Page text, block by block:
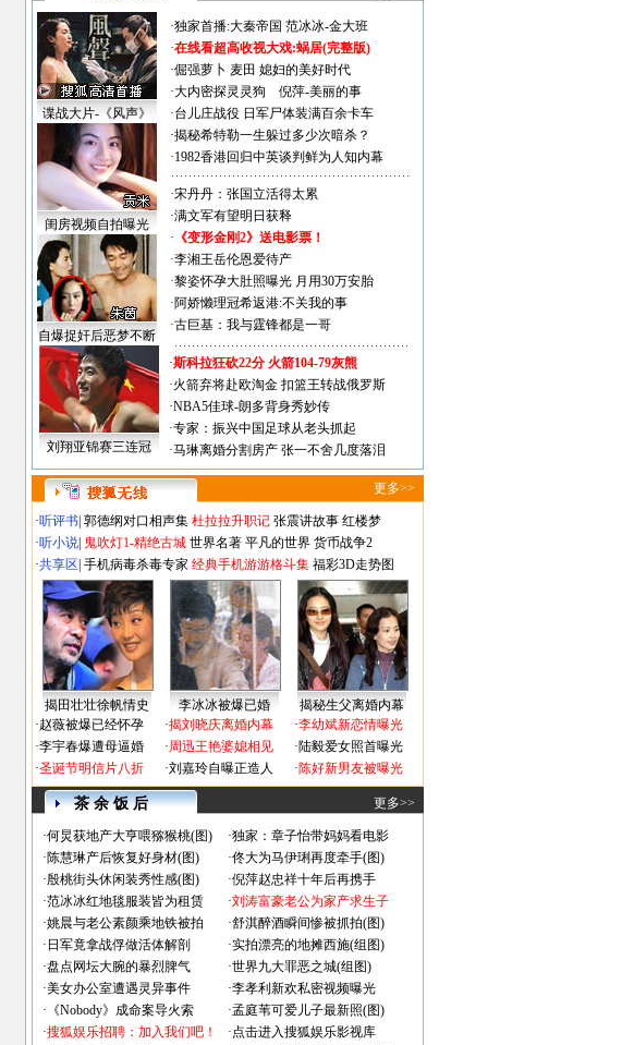
谍战大片-《风声》
闺房视频自拍曝光
自爆捉奸后恶梦不断
·独家首播:大秦帝国 范冰冰-金大班
·在线看超高收视大戏:蜗居(完整版)
·倔强萝卜 麦田 媳妇的美好时代
·大内密探灵灵狗
倪萍-美丽的事
·台儿庄战役 日军尸体装满百余卡车
·揭秘希特勒一生躲过多少次暗杀？
·1982香港回归中英谈判鲜为人知内幕
·宋丹丹：张国立活得太累
·满文军有望明日获释
· 《变形金刚2》送电影票！
·李湘王岳伦恩爱待产
·黎姿怀孕大肚照曝光 月用30万安胎
·阿娇懒理冠希返港:不关我的事
·古巨基：我与霆锋都是一哥
刘翔亚锦赛三连冠
·斯科拉狂砍22分 火箭104-79灰熊
·火箭弃将赴欧淘金 扣篮王转战俄罗斯
·NBA5佳球-朗多背身秀妙传
·专家：振兴中国足球从老头抓起
·马琳离婚分割房产 张一不舍几度落泪
更多>>
·听评书 郭德纲对口相声集 杜拉拉升职记 张震讲故事 红楼梦
·听小说 鬼吹灯1-精绝古城 世界名著 平凡的世界 货币战争2
·共享区 手机病毒杀毒专家 经典手机游游格斗集 福彩3D走势图
揭田壮壮徐帆情史 李冰冰被爆已婚
揭秘生父离婚内幕
·赵薇被爆已经怀孕
·李宇春爆遭母逼婚
·圣诞节明信片八折
·揭刘晓庆离婚内幕
·周迅王艳婆媳相见
·刘嘉玲自曝正造人
·李幼斌新恋情曝光
·陆毅爱女照首曝光
·陈好新男友被曝光
茶 余 饭 后 更多>>
·何炅获地产大亨喂猕猴桃(图) ·独家：章子怡带妈妈看电影
·陈慧琳产后恢复好身材(图) ·佟大为马伊琍再度牵手(图)
·殷桃街头休闲装秀性感(图) ·倪萍赵忠祥十年后再携手
·范冰冰红地毯服装皆为租赁 ·刘涛富豪老公为家产求生子
·姚晨与老公素颜乘地铁被拍 ·舒淇醉酒瞬间惨被抓拍(图)
· 日军竟拿战俘做活体解剖 ·实拍漂亮的地摊西施(组图)
·盘点网坛大腕的暴烈脾气 ·世界九大罪恶之城(组图)
·美女办公室遭遇灵异事件 ·李孝利新欢私密视频曝光
· 《Nobody》成命案导火索 ·孟庭苇可爱儿子最新照(图)
·搜狐娱乐招聘：加入我们吧！ ·点击进入搜狐娱乐影视库